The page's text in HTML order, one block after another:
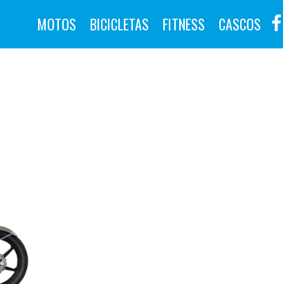
MOTOS BICICLETAS FITNESS CASCOS